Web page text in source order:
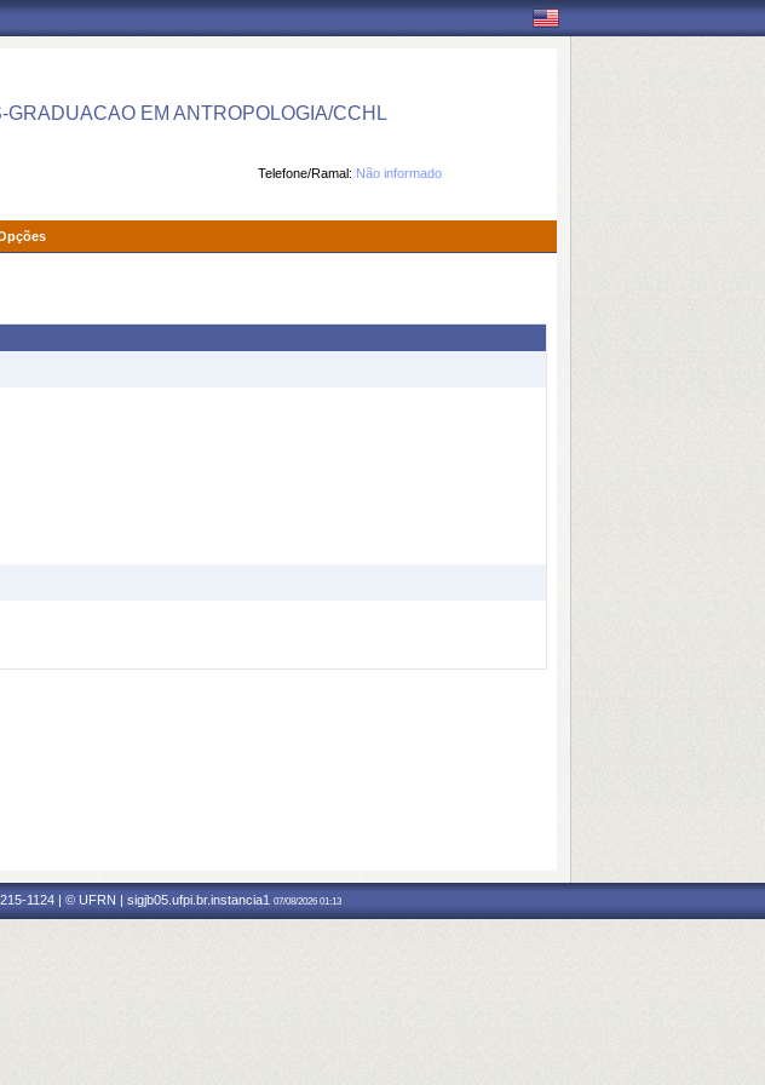
EM ANTROPOLOGIA/CCHL
Telefone/Ramal: Não informado
1124 | © UFRN | sigjb05.ufpi.br.instancia1 07/08/2026 01:13